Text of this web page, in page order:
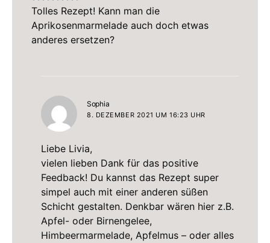
Tolles Rezept! Kann man die
Aprikosenmarmelade auch doch etwas
anderes ersetzen?
Sophia
8. DEZEMBER 2021 UM 16:23 UHR
Liebe Livia,
vielen lieben Dank für das positive
Feedback! Du kannst das Rezept super
simpel auch mit einer anderen süßen
Schicht gestalten. Denkbar wären hier z.B.
Apfel- oder Birnengelee,
Himbeermarmelade, Apfelmus – oder alles